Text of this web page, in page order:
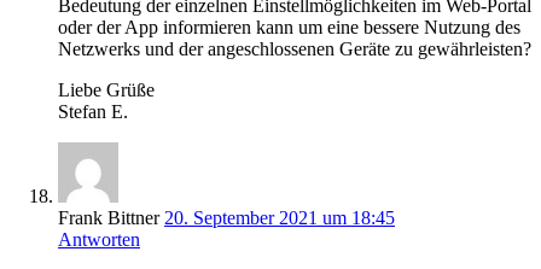
Bedeutung der einzelnen Einstellmöglichkeiten im Web-Portal
oder der App informieren kann um eine bessere Nutzung des
Netzwerks und der angeschlossenen Geräte zu gewährleisten?
Liebe Grüße
Stefan E.
Frank Bittner 20. September 2021 um 18:45
Antworten